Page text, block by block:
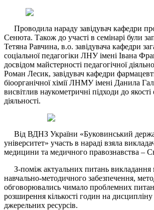
Проводила нараду завідувач кафедри
Сенюта. Також до участі в семінарі були
Тетяна Равчина, в.о. завідувача кафедри
соціальної педагогіки ЛНУ імені Івана
досвідом майстерності педагогічної
Роман Лесик, завідувач кафедри
біоорганічної хімії ЛНМУ імені Данила
висвітлив наукометричні підходи до якості
діяльності.
Від ВДНЗ України «Буковинський
університет» участь в нараді взяла
медицини та медичного правознавства –
З-поміж актуальних питань викладання
навчально-методичного забезпечення,
обговорювались чимало проблемних
розширення кількості годин на
джерельних ресурсів.